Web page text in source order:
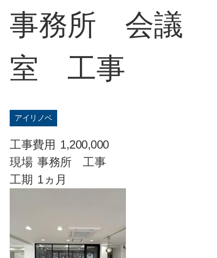
事務所 会議
室 工事
アイリノベ
工事費用 1,200,000
現場 事務所 工事
工期 1ヵ月